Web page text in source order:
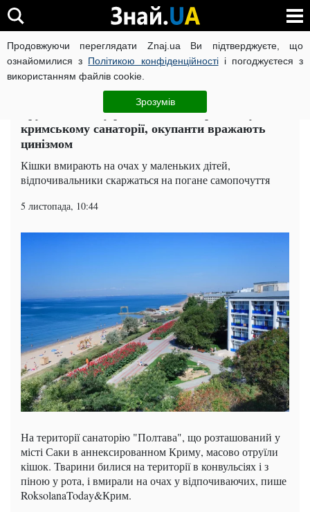
Продовжуючи переглядати Znaj.ua Ви підтверджуєте, що
ознайомилися з Політикою конфіденційностіі погоджуєтеся з
використанням файлів cookie.
Зрозумів
ВІЙНА РОСІЇ ПРОТИ УКРАЇНИ КОРОНАВІРУС В УКРАЇНІ
Суспільство ЧИТАТЬ НА РУССКОМ
Трупи з піною у рота: жахлива трагедія у
кримському санаторії, окупанти вражають
цинізмом
Кішки вмирають на очах у маленьких дітей,
відпочивальники скаржаться на погане самопочуття
5 листопада, 10:44
На території санаторію "Полтава", що розташований у
місті Саки в аннексированном Криму, масово отруїли
кішок. Тварини билися на території в конвульсіях і з
піною у рота, і вмирали на очах у відпочиваючих, пише
RoksolanaToday&Крим.